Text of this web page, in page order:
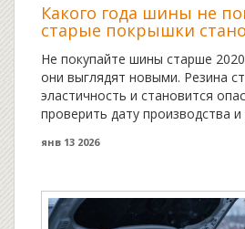
Какого года шины не
старые покрышки
опасными
Не покупайте шины старше
они выглядят новыми. Резина
эластичность и становится
проверить дату производства
Екатеринбурге.
янв 13 2026